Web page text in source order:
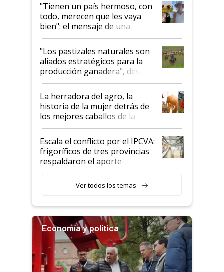
"Tienen un país hermoso, con
todo, merecen que les vaya
bien": el mensaje de una
ganadera uruguaya sobre las
oportunidades que se abren
para el agro en Argentina, con
foco en la carne
"Los pastizales naturales son
aliados estratégicos para la
producción ganadera", destaca
la iniciativa que ya reúne a 46
establecimientos en Argentina
La herradora del agro, la
historia de la mujer detrás de
los mejores caballos de la
Argentina y los mitos que
todavía hacen sufrir a estos
animales: "Mientras me
descalificaban, yo seguí
haciendo currículum"
Escala el conflicto por el IPCVA:
frigoríficos de tres provincias
respaldaron el aporte
Ver todos los temas
Economía y política